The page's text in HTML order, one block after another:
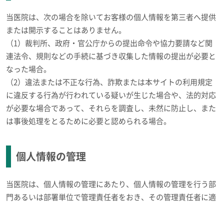
当医院は、次の場合を除いてお客様の個人情報を第三者へ提供
または開示することはありません。
（1）裁判所、政府・官公庁からの提出命令や協力要請など関
連法令、規則などの手続に基づき収集した情報の提出が必要と
なった場合。
（2）違法または不正な行為、詐欺または本サイトの利用規定
に違反する行為が行われている疑いが生じた場合や、法的対応
が必要な場合であって、それらを調査し、未然に防止し、また
は事後処理をとるために必要と認められる場合。
個人情報の管理
当医院は、個人情報の管理にあたり、個人情報の管理を行う部
門あるいは部署単位で管理責任者をおき、その管理責任者に適